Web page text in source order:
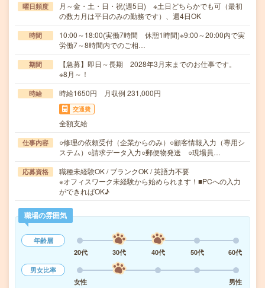
曜日頻度
月～金・土・日・祝(週5日) ※土日どちらかでも可（最初
の数カ月は平日のみの勤務です）、週4日OK
時間
10:00～18:00(実働7時間 休憩1時間)※9:00～20:00内で実
労働7～8時間内でのご相…
期間
【急募】即日～長期 2028年3月末までのお仕事です。
※8月～！
時給 時給1650円 月収例 231,000円
交通費
全額支給
仕事内容
○修理の依頼受付（企業からのみ）○顧客情報入力（専用シ
ステム）○請求データ入力○郵便物発送 ○現場員…
応募資格
職種未経験OK / ブランクOK / 英語力不要
※オフィスワーク未経験から始められます！■PCへの入力
ができればOK♪
職場の雰囲気
年齢層
20代
30代 40代 50代
60代
男女比率
女性
男性